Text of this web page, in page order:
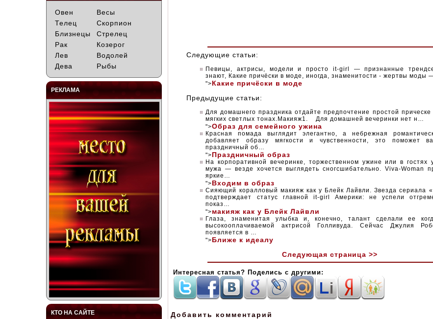
Овен
Весы
Телец
Скорпион
Близнецы
Стрелец
Рак
Козерог
Лев
Водолей
Дева
Рыбы
РЕКЛАМА
КТО НА САЙТЕ
Следующие статьи:
Певицы, актрисы, модели и просто it-girl — признанные
знают, Какие причёски в моде, иногда, знаменитости - жертвы моды
">Какие причёски в моде
Предыдущие статьи:
Для домашнего праздника отдайте предпочтение простой
мягких светлых тонах.Макияж1. Для домашней вечеринки нет н…
">Образ для семейного ужина
Красная помада выглядит элегантно, а небрежная
добавляет образу мягкости и чувственности, это поможет
праздничный об…
">Праздничный образ
На корпоративной вечеринке, торжественном ужине или в гостях
мужа — везде хочется выглядеть сногсшибательно. Viva-Woman
яркие…
">Входим в образ
Сияющий коралловый макияж как у Блейк Лайвли. Звезда сериала
подтверждает статус главной it-girl Америки: не успели
показ…
">макияж как у Блейк Лайвли
Глаза, знаменитая улыбка и, конечно, талант сделали ее
высокооплачиваемой актрисой Голливуда. Сейчас Джулия
появляется в …
">Ближе к идеалу
Следующая страница >>
Интересная статья? Поделись с другими:
Добавить комментарий